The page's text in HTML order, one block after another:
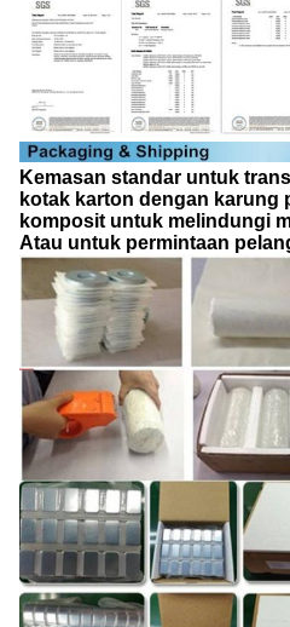
Kemasan standar untuk
kotak karton dengan karung
komposit untuk melindungi
Atau untuk permintaan